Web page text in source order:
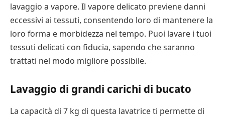
lavaggio a vapore. Il vapore delicato previene danni
eccessivi ai tessuti, consentendo loro di mantenere la
loro forma e morbidezza nel tempo. Puoi lavare i tuoi
tessuti delicati con fiducia, sapendo che saranno
trattati nel modo migliore possibile.
Lavaggio di grandi carichi di bucato
La capacità di 7 kg di questa lavatrice ti permette di